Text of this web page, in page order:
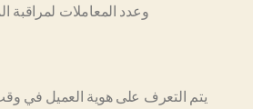
وعدد المعاملات لمراقبة
يتم التعرف على هوية العميل في